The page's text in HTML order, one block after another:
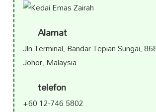
Alamat
Jln Terminal, Bandar Tepian Sungai,
Johor, Malaysia
telefon
+60 12-746 5802